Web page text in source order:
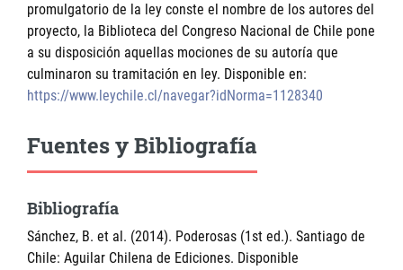
promulgatorio de la ley conste el nombre de los autores del
proyecto, la Biblioteca del Congreso Nacional de Chile pone
a su disposición aquellas mociones de su autoría que
culminaron su tramitación en ley. Disponible en:
https://www.leychile.cl/navegar?idNorma=1128340
Fuentes y Bibliografía
Bibliografía
Sánchez, B. et al. (2014). Poderosas (1st ed.). Santiago de
Chile: Aguilar Chilena de Ediciones. Disponible